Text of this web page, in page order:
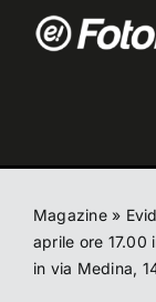
Fotografia
Video &
Magazine»
aprile ore 17.00
in via Medina,